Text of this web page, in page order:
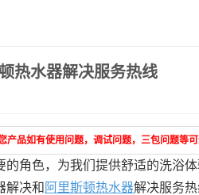
热水器解决服务热线
品如有使用问题，调试问题，三包问题等可
角色，为我们提供舒适的洗浴
解决和 阿里斯顿热水器解决服务